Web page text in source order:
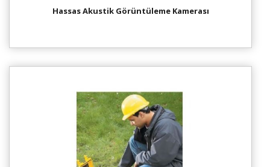
Hassas Akustik Görüntüleme Kamerası